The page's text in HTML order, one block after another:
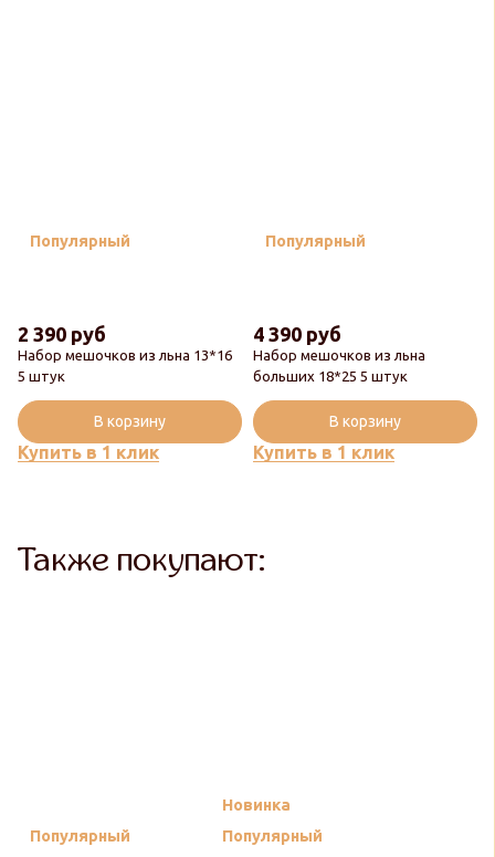
Популярный
Набор мешочков из льна 13*16
5 штук
2 390 руб
Купить в 1 клик
В корзину
Популярный
Набор мешочков из льна
больших 18*25 5 штук
4 390 руб
Купить в 1 клик
В корзину
Также покупают:
Популярный
Новинка
Популярный